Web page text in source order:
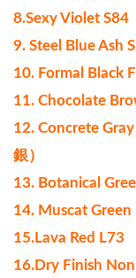
8.Sexy Violet S84
9. Steel Blue Ash
10. Formal Black
11. Chocolate
12. Concrete
銀）
13. Botanical
14. Muscat Green
15.Lava Red L73
16.Dry Finish